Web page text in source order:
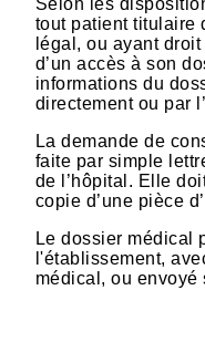
tout patient titulaire
légal, ou ayant
d’un accès à son
informations du
directement ou par
La demande de
faite par simple
de l’hôpital. Elle
copie d’une pièce
Le dossier médical
l'établissement,
médical, ou envoyé